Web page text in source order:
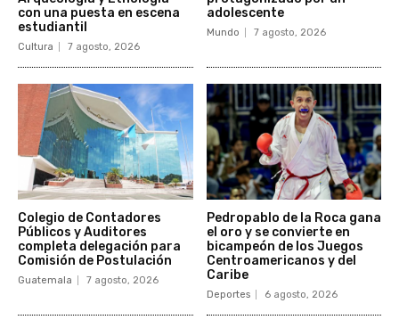
con una puesta en escena
estudiantil
Cultura 7 agosto, 2026
adolescente
Mundo 7 agosto, 2026
Colegio de Contadores
Públicos y Auditores
completa delegación para
Comisión de Postulación
Guatemala 7 agosto, 2026
Pedropablo de la Roca gana
el oro y se convierte en
bicampeón de los Juegos
Centroamericanos y del
Caribe
Deportes 6 agosto, 2026